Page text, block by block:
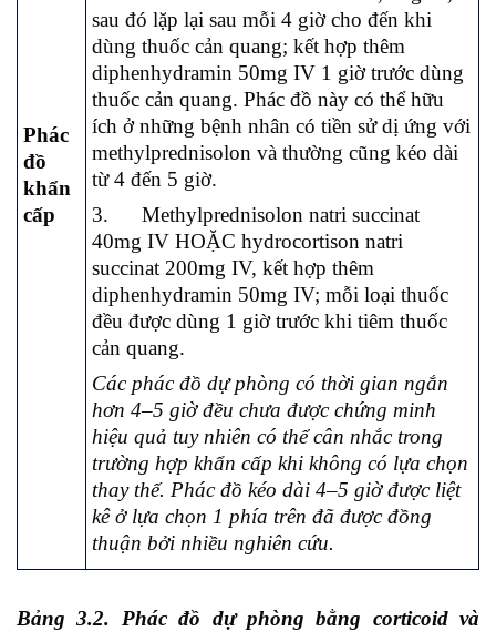
Phác
đồ
khẩn
cấp
sau đó lặp lại sau mỗi 4 giờ cho đến khi
dùng thuốc cản quang; kết hợp thêm
diphenhydramin 50mg IV 1 giờ trước dùng
thuốc cản quang. Phác đồ này có thể hữu
ích ở những bệnh nhân có tiền sử dị ứng với
methylprednisolon và thường cũng kéo dài
từ 4 đến 5 giờ.
3. Methylprednisolon natri succinat
40mg IV HOẶC hydrocortison natri
succinat 200mg IV, kết hợp thêm
diphenhydramin 50mg IV; mỗi loại thuốc
đều được dùng 1 giờ trước khi tiêm thuốc
cản quang.
Các phác đồ dự phòng có thời gian ngắn
hơn 4–5 giờ đều chưa được chứng minh
hiệu quả tuy nhiên có thể cân nhắc trong
trường hợp khẩn cấp khi không có lựa chọn
thay thế. Phác đồ kéo dài 4–5 giờ được liệt
kê ở lựa chọn 1 phía trên đã đượcđồng
thuận bởi nhiều nghiên cứu.
Bảng 3.2. Phác đồ dự phòng bằng corticoid và